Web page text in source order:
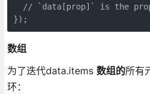
// `data[prop]` is the
数组
为了迭代data.items 数组的所有
环：